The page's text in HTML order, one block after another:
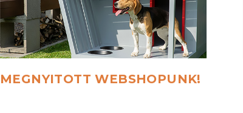
MEGNYITOTT WEBSHOPUNK!